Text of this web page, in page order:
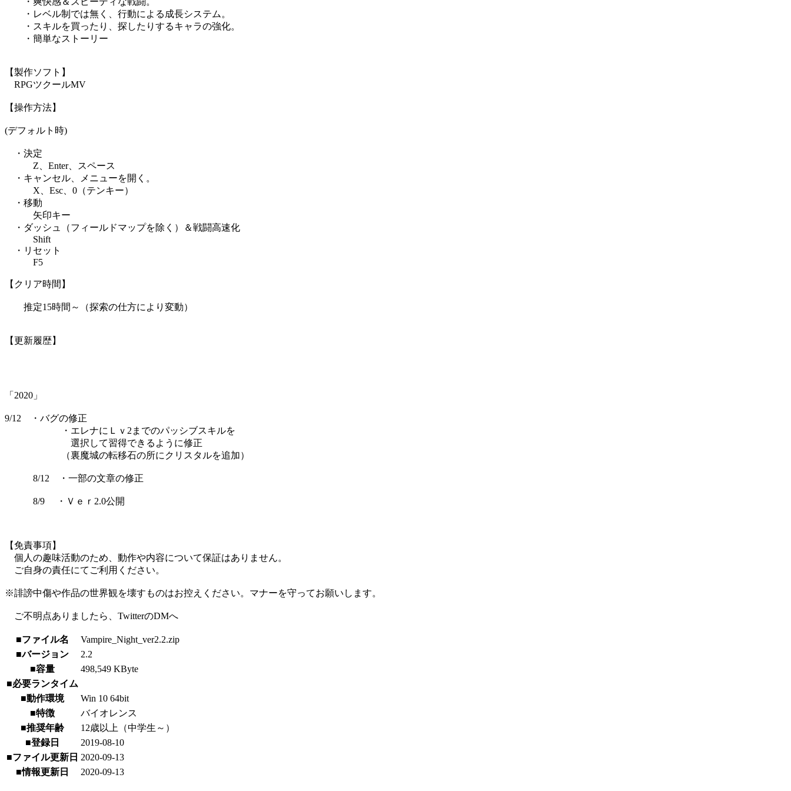
・レベル制では無く、行動による成長システム。
・スキルを買ったり、探したりするキャラの強化。
・簡単なストーリー
【製作ソフト】
RPGツクールMV
【操作方法】
(デフォルト時)
・決定
Z、Enter、スペース
・キャンセル、メニューを開く。
X、Esc、0（テンキー）
・移動
矢印キー
・ダッシュ（フィールドマップを除く）＆戦闘高速化
Shift
・リセット
F5
【クリア時間】
推定15時間～（探索の仕方により変動）
【更新履歴】
「2020」
9/12 ・バグの修正
・エレナにＬｖ2までのパッシブスキルを
選択して習得できるように修正
（裏魔城の転移石の所にクリスタルを追加）
8/12 ・一部の文章の修正
8/9 ・Ｖｅｒ2.0公開
【免責事項】
個人の趣味活動のため、動作や内容について保証はありません。
ご自身の責任にてご利用ください。
※誹謗中傷や作品の世界観を壊すものはお控えください。マナーを守ってお願いします。
ご不明点ありましたら、TwitterのDMへ
■ファイル名
Vampire_Night_ver2.2.zip
■バージョン
2.2
■容量
498,549 KByte
■必要ランタイム
■動作環境
Win 10 64bit
■特徴
バイオレンス
■推奨年齢
12歳以上（中学生～）
■登録日
2019-08-10
■ファイル更新日 2020-09-13
■情報更新日
2020-09-13